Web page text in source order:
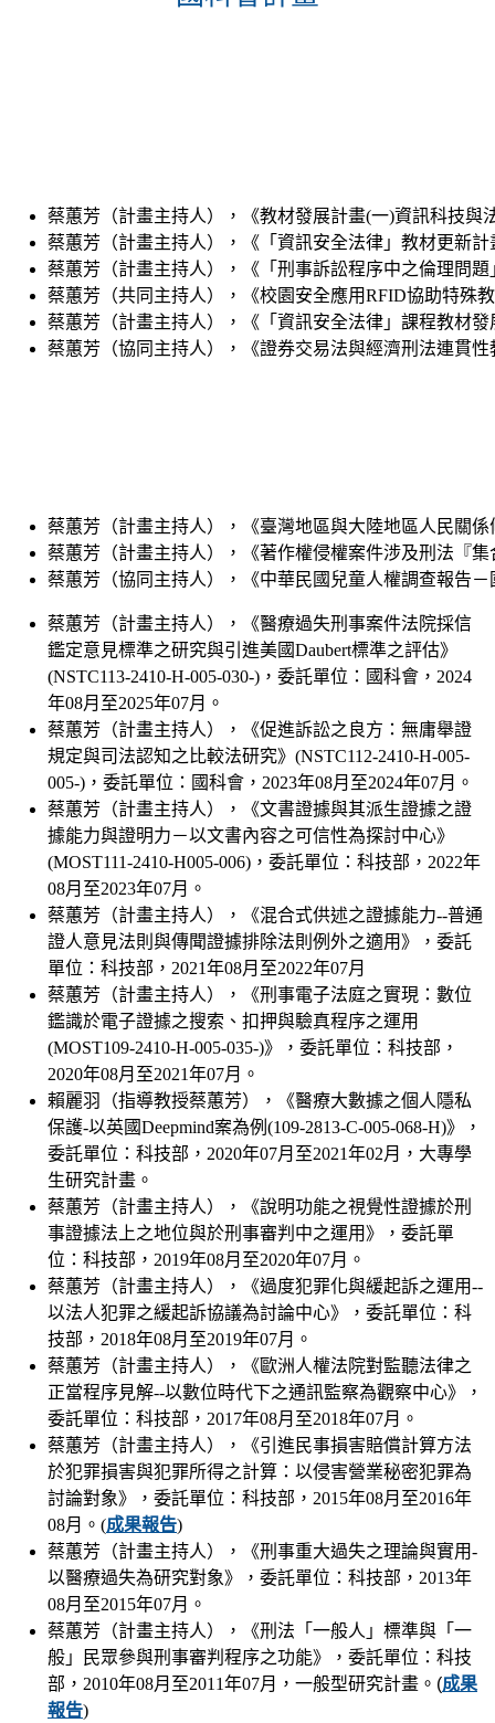
蔡蕙芳（計畫主持人），《教材發展計畫(一)資訊科技與
蔡蕙芳（計畫主持人），《「資訊安全法律」教材更新
蔡蕙芳（計畫主持人），《「刑事訴訟程序中之倫理問題
蔡蕙芳（共同主持人），《校園安全應用RFID協助特殊
蔡蕙芳（計畫主持人），《「資訊安全法律」課程教材
蔡蕙芳（協同主持人），《證券交易法與經濟刑法連貫
蔡蕙芳（計畫主持人），《臺灣地區與大陸地區人民關
蔡蕙芳（計畫主持人），《著作權侵權案件涉及刑法『
蔡蕙芳（協同主持人），《中華民國兒童人權調查報告
蔡蕙芳（計畫主持人），《醫療過失刑事案件法院採信
鑑定意見標準之研究與引進美國Daubert標準之評估》
(NSTC113-2410-H-005-030-)，委託單位：國科會，2024
年08月至2025年07月。
蔡蕙芳（計畫主持人），《促進訴訟之良方：無庸舉證
規定與司法認知之比較法研究》(NSTC112-2410-H-005-
005-)，委託單位：國科會，2023年08月至2024年07月。
蔡蕙芳（計畫主持人），《文書證據與其派生證據之證
據能力與證明力－以文書內容之可信性為探討中心》
(MOST111-2410-H005-006)，委託單位：科技部，2022年
08月至2023年07月。
蔡蕙芳（計畫主持人），《混合式供述之證據能力--普通
證人意見法則與傳聞證據排除法則例外之適用》，委託
單位：科技部，2021年08月至2022年07月
蔡蕙芳（計畫主持人），《刑事電子法庭之實現：數位
鑑識於電子證據之搜索、扣押與驗真程序之運用
(MOST109-2410-H-005-035-)》，委託單位：科技部，
2020年08月至2021年07月。
賴麗羽（指導教授蔡蕙芳），《醫療大數據之個人隱私
保護-以英國Deepmind案為例(109-2813-C-005-068-H)》，
委託單位：科技部，2020年07月至2021年02月，大專學
生研究計畫。
蔡蕙芳（計畫主持人），《說明功能之視覺性證據於刑
事證據法上之地位與於刑事審判中之運用》，委託單
位：科技部，2019年08月至2020年07月。
蔡蕙芳（計畫主持人），《過度犯罪化與緩起訴之運用--
以法人犯罪之緩起訴協議為討論中心》，委託單位：科
技部，2018年08月至2019年07月。
蔡蕙芳（計畫主持人），《歐洲人權法院對監聽法律之
正當程序見解--以數位時代下之通訊監察為觀察中心》，
委託單位：科技部，2017年08月至2018年07月。
蔡蕙芳（計畫主持人），《引進民事損害賠償計算方法
於犯罪損害與犯罪所得之計算：以侵害營業秘密犯罪為
討論對象》，委託單位：科技部，2015年08月至2016年
08月。(成果報告)
蔡蕙芳（計畫主持人），《刑事重大過失之理論與實用-
以醫療過失為研究對象》，委託單位：科技部，2013年
08月至2015年07月。
蔡蕙芳（計畫主持人），《刑法「一般人」標準與「一
般」民眾參與刑事審判程序之功能》，委託單位：科技
部，2010年08月至2011年07月，一般型研究計畫。 (成果
報告)